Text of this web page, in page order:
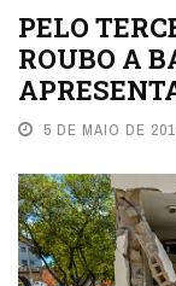
PELO
ROUBO A
5 DE MAIO DE